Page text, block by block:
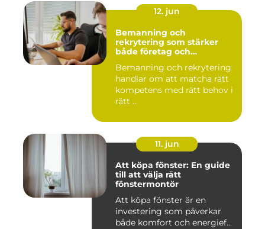
12. jun
Bemanning och
rekrytering som stärker
både företag och
Bemanning och rekrytering
handlar om att matcha rätt
kompetens med rätt behov i
rätt ...
11. jun
Att köpa fönster: En guide
till att välja rätt
fönstermontör
Att köpa fönster är en
investering som påverkar
både komfort och energief...